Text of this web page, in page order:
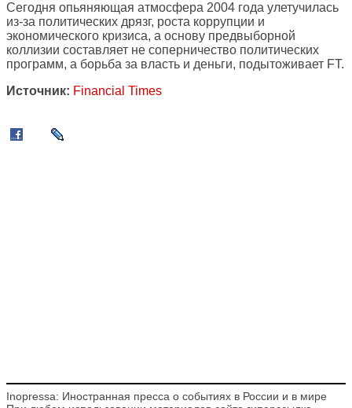
Сегодня опьяняющая атмосфера 2004 года улетучилась
из-за политических дрязг, роста коррупции и
экономического кризиса, а основу предвыборной
коллизии составляет не соперничество политических
программ, а борьба за власть и деньги, подытоживает FT.
Источник: Financial Times
Inopressa: Иностранная пресса о событиях в России и в мире